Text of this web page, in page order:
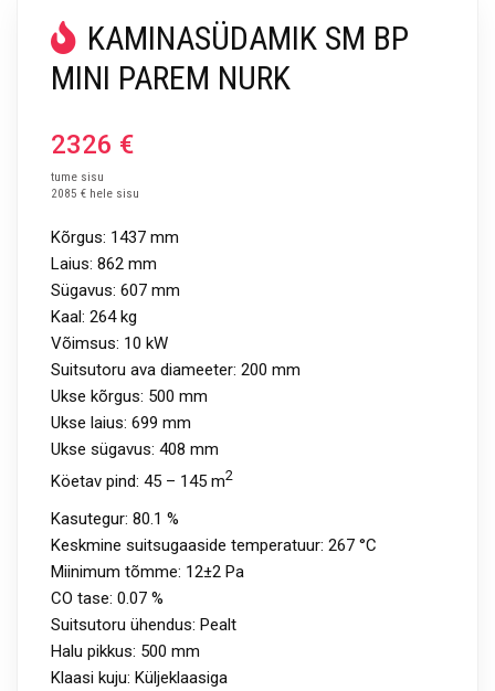
KAMINASÜDAMIK SM BP
MINI PAREM NURK
2326 €
tume sisu
2085 € hele sisu
Kõrgus: 1437 mm
Laius: 862 mm
Sügavus: 607 mm
Kaal: 264 kg
Võimsus: 10 kW
Suitsutoru ava diameeter: 200 mm
Ukse kõrgus: 500 mm
Ukse laius: 699 mm
Ukse sügavus: 408 mm
Köetav pind: 45 – 145 m2
Kasutegur: 80.1 %
Keskmine suitsugaaside temperatuur: 267 °C
Miinimum tõmme: 12±2 Pa
CO tase: 0.07 %
Suitsutoru ühendus: Pealt
Halu pikkus: 500 mm
Klaasi kuju: Küljeklaasiga